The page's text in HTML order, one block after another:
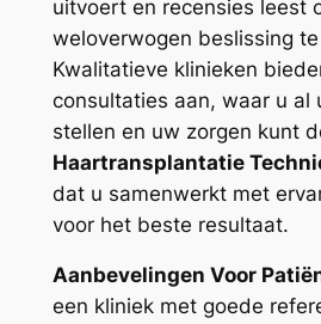
uitvoert en recensies leest
weloverwogen beslissing
Kwalitatieve klinieken
consultaties aan, waar u al
stellen en uw zorgen kunt
Haartransplantatie
dat u samenwerkt met
voor het beste resultaat.
Aanbevelingen Voor
een kliniek met goede